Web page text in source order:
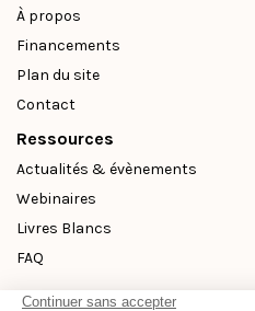
À propos
Financements
Plan du site
Contact
Ressources
Actualités & évènements
Webinaires
Livres Blancs
FAQ